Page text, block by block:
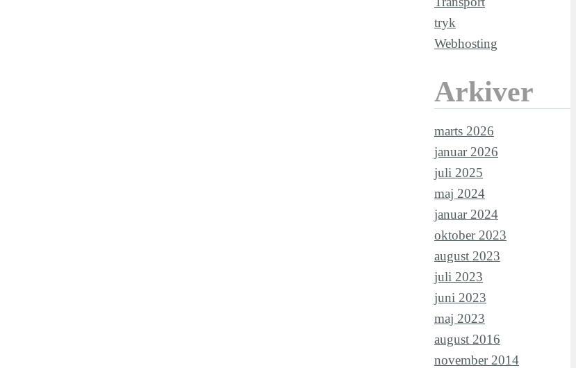
tryk
Webhosting
Arkiver
marts 2026
januar 2026
juli 2025
maj 2024
januar 2024
oktober 2023
august 2023
juli 2023
juni 2023
maj 2023
august 2016
november 2014